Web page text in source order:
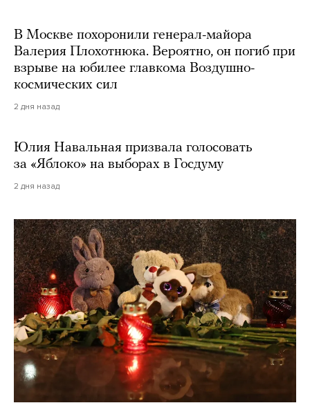
В Москве похоронили генерал-майора
Валерия Плохотнюка. Вероятно, он погиб при
взрыве на юбилее главкома Воздушно-
космических сил
2 дня назад
Юлия Навальная призвала голосовать
за «Яблоко» на выборах в Госдуму
2 дня назад